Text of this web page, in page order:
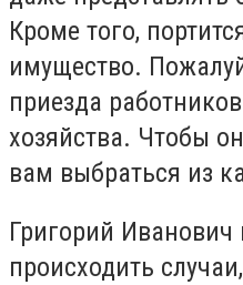
Кроме того,
имущество.
приезда
хозяйства. Чтобы
вам выбраться из
Григорий Иванович
происходить